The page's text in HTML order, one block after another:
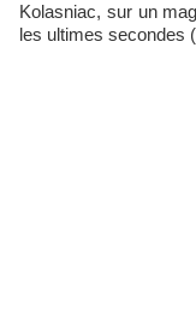
Kolasniac, sur un
les ultimes secondes